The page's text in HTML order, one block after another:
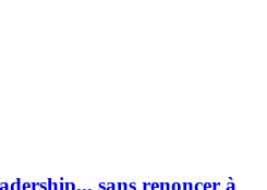
sans renoncer à